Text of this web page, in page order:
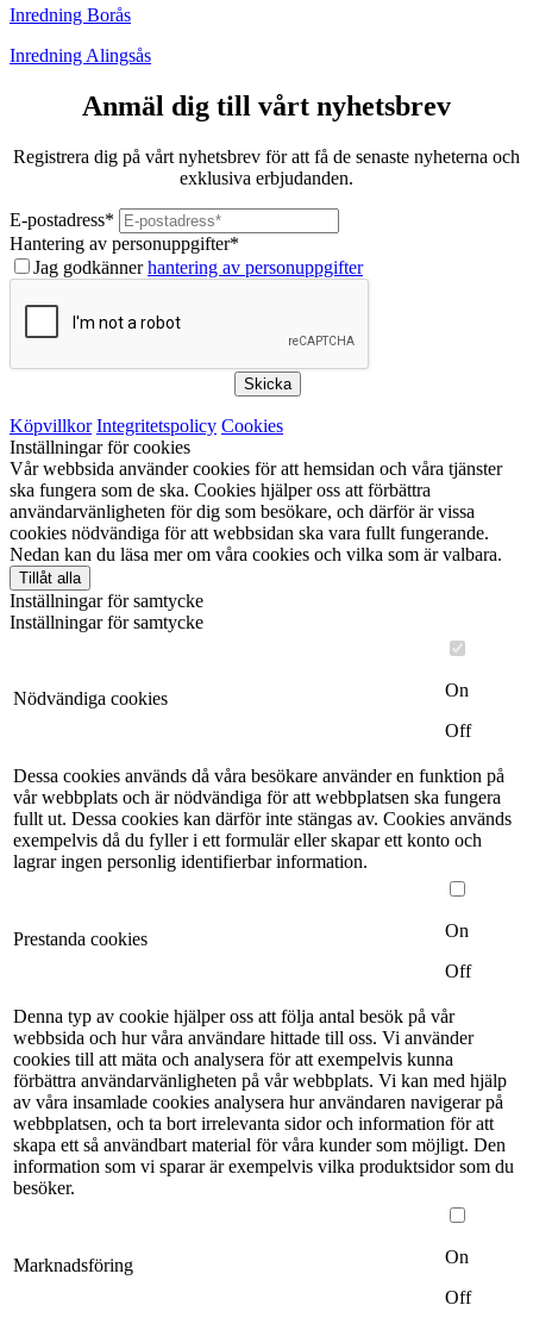
Inredning Borås
Inredning Alingsås
Anmäl dig till vårt nyhetsbrev
Registrera dig på vårt nyhetsbrev för att få de senaste nyheterna och
exklusiva erbjudanden.
E-postadress*
Hantering av personuppgifter*
Jag godkännerhantering av personuppgifter
Skicka
Köpvillkor Integritetspolicy Cookies
Inställningar för cookies
Vår webbsida använder cookies för att hemsidan och våra tjänster
ska fungera som de ska. Cookies hjälper oss att förbättra
användarvänligheten för dig som besökare, och därför är vissa
cookies nödvändiga för att webbsidan ska vara fullt fungerande.
Nedan kan du läsa mer om våra cookies och vilka som är valbara.
Tillåt alla
Inställningar för samtycke
Inställningar för samtycke
Nödvändiga cookies
On
Off
Dessa cookies används då våra besökare använder en funktion på
vår webbplats och är nödvändiga för att webbplatsen ska fungera
fullt ut. Dessa cookies kan därför inte stängas av. Cookies används
exempelvis då du fyller i ett formulär eller skapar ett konto och
lagrar ingen personlig identifierbar information.
Prestanda cookies
On
Off
Denna typ av cookie hjälper oss att följa antal besök på vår
webbsida och hur våra användare hittade till oss. Vi använder
cookies till att mäta och analysera för att exempelvis kunna
förbättra användarvänligheten på vår webbplats. Vi kan med hjälp
av våra insamlade cookies analysera hur användaren navigerar på
webbplatsen, och ta bort irrelevanta sidor och information för att
skapa ett så användbart material för våra kunder som möjligt. Den
information som vi sparar är exempelvis vilka produktsidor som du
besöker.
Marknadsföring
On
Off